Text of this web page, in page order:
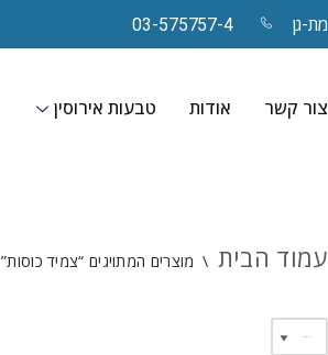
03-575757-4
צור קשר אודות טבעות אירוסין
עמוד הבית \ מוצרים המתויגים “צמיד כוסות”